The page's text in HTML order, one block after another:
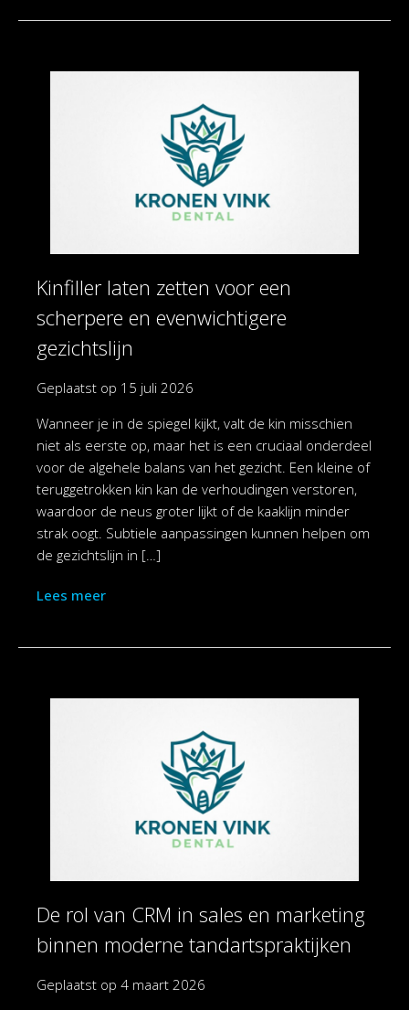
Kinfiller laten zetten voor een
scherpere en evenwichtigere
gezichtslijn
Geplaatst op 15 juli 2026
Wanneer je in de spiegel kijkt, valt de kin misschien
niet als eerste op, maar het is een cruciaal onderdeel
voor de algehele balans van het gezicht. Een kleine of
teruggetrokken kin kan de verhoudingen verstoren,
waardoor de neus groter lijkt of de kaaklijn minder
strak oogt. Subtiele aanpassingen kunnen helpen om
de gezichtslijn in […]
Lees meer
De rol van CRM in sales en marketing
binnen moderne tandartspraktijken
Geplaatst op 4 maart 2026